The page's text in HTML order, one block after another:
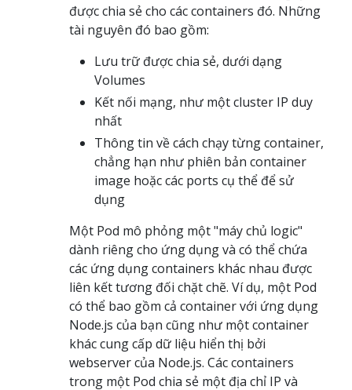
được chia sẻ cho các containers đó. Những
tài nguyên đó bao gồm:
Lưu trữ được chia sẻ, dưới dạng
Volumes
Kết nối mạng, như một cluster IP duy
nhất
Thông tin về cách chạy từng container,
chẳng hạn như phiên bản container
image hoặc các ports cụ thể để sử
dụng
Một Pod mô phỏng một "máy chủ logic"
dành riêng cho ứng dụng và có thể chứa
các ứng dụng containers khác nhau được
liên kết tương đối chặt chẽ. Ví dụ, một Pod
có thể bao gồm cả container với ứng dụng
Node.js của bạn cũng như một container
khác cung cấp dữ liệu hiển thị bởi
webserver của Node.js. Các containers
trong một Pod chia sẻ một địa chỉ IP và